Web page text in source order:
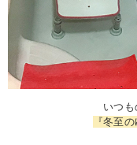
いつ
『冬至